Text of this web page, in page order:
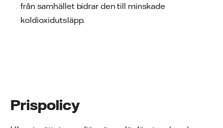
från samhället bidrar den till minskade
koldioxidutsläpp.
Prispolicy